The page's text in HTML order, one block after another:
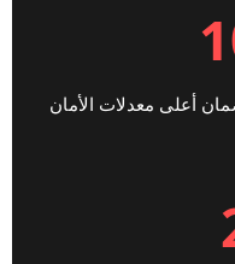
أعلى معدلات الأمان